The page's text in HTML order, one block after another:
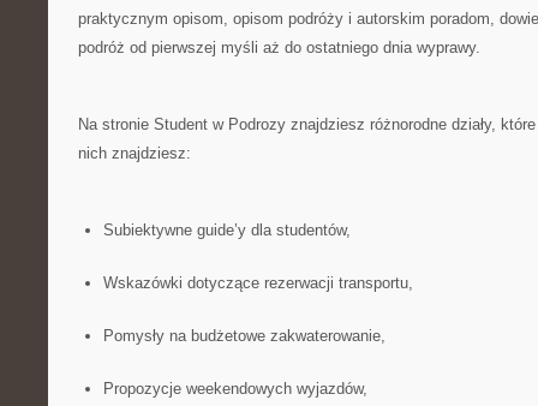
praktycznym opisom, opisom podróży i autorskim poradom,
podróż od pierwszej myśli aż do ostatniego dnia wyprawy.
Na stronie Student w Podrozy znajdziesz różnorodne działy,
nich znajdziesz:
Subiektywne guide’y dla studentów,
Wskazówki dotyczące rezerwacji transportu,
Pomysły na budżetowe zakwaterowanie,
Propozycje weekendowych wyjazdów,